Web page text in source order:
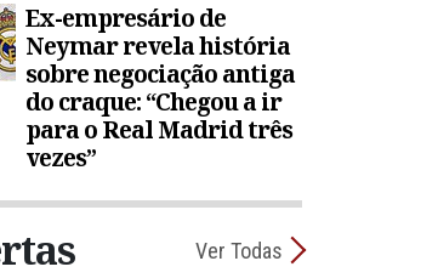
Ex-empresário de
Neymar revela história
sobre negociação antiga
do craque: “Chegou a ir
para o Real Madrid três
vezes”
Ver Todas